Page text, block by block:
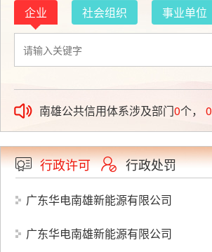
企业 社会组织 事业单位
南雄公共信用体系涉及部门0个， 0
行政许可 行政处罚
广东华电南雄新能源有限公司
广东华电南雄新能源有限公司